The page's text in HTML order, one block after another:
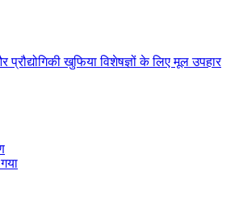
खुफिया विशेषज्ञों के लिए मूल उपहार